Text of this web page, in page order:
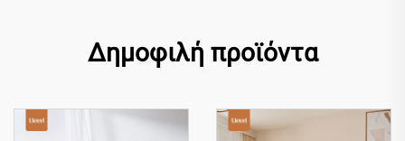
Δημοφιλή προϊόντα